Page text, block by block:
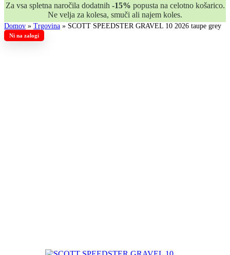
Za vsa spletna naročila dodatnih -15% popusta na celotno košarico.
Ne velja za kolesa, smuči ali najem koles.
Domov » Trgovina » SCOTT SPEEDSTER GRAVEL 10 2026 taupe grey
Ni na zalogi